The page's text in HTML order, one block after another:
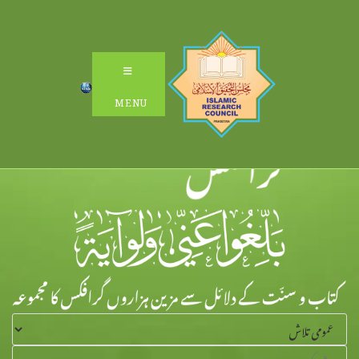
MENU